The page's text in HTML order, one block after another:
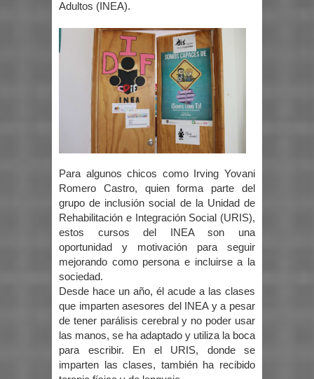
Adultos (INEA).
Para algunos chicos como Irving Yovani
Romero Castro, quien forma parte del
grupo de inclusión social de la Unidad de
Rehabilitación e Integración Social (URIS),
estos cursos del INEA son una
oportunidad y motivación para seguir
mejorando como persona e incluirse a la
sociedad.
Desde hace un año, él acude a las clases
que imparten asesores del INEA y a pesar
de tener parálisis cerebral y no poder usar
las manos, se ha adaptado y utiliza la boca
para escribir. En el URIS, donde se
imparten las clases, también ha recibido